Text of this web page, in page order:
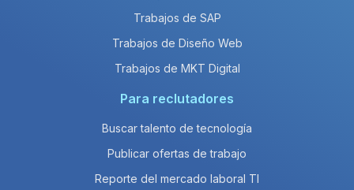
Trabajos de SAP
Trabajos de Diseño Web
Trabajos de MKT Digital
Para reclutadores
Buscar talento de tecnología
Publicar ofertas de trabajo
Reporte del mercado laboral TI